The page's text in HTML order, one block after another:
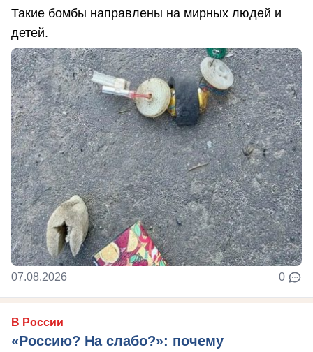
Такие бомбы направлены на мирных людей и
детей.
07.08.2026 0
В России
«Россию? На слабо?»: почему